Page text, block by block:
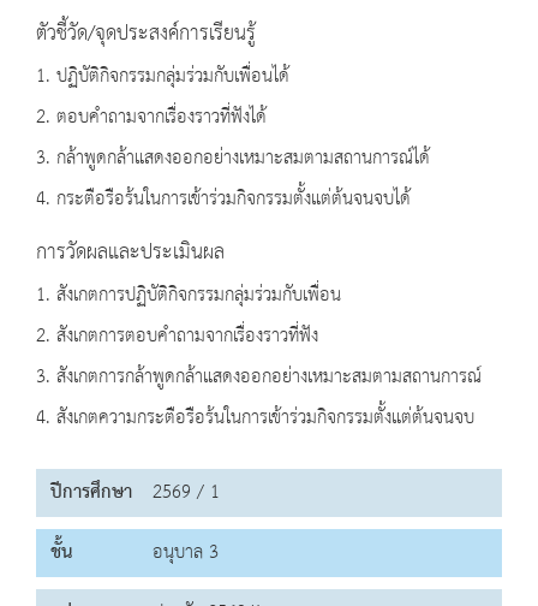
ตัวชี้วัด/จุดประสงค์การเรียนรู้
1. ปฏิบัติกิจกรรมกลุ่มร่วมกับเพื่อนได้
2. ตอบคำถามจากเรื่องราวที่ฟังได้
3. กล้าพูดกล้าแสดงออกอย่างเหมาะสมตามสถานการณ์ได้
4. กระตือรือร้นในการเข้าร่วมกิจกรรมตั้งแต่ต้นจนจบได้
การวัดผลและประเมินผล
1. สังเกตการปฏิบัติกิจกรรมกลุ่มร่วมกับเพื่อน
2. สังเกตการตอบคำถามจากเรื่องราวที่ฟัง
3. สังเกตการกล้าพูดกล้าแสดงออกอย่างเหมาะสมตามสถานการณ์
4. สังเกตความกระตือรือร้นในการเข้าร่วมกิจกรรมตั้งแต่ต้นจนจบ
ปีการศึกษา 2569 / 1
ชั้น
อนุบาล 3